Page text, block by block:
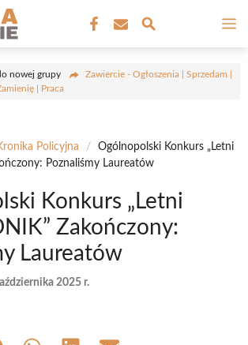
nowej grupy
Zawiercie - Ogłoszenia | Sprzedam |
| Praca
Policyjna /
Ogólnopolski Konkurs „Letni
Poznaliśmy Laureatów
Konkurs „Letni
Zakończony:
Laureatów
2025 r.